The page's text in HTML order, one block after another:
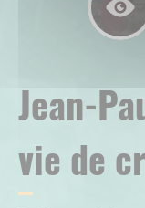
Jean-
vie de